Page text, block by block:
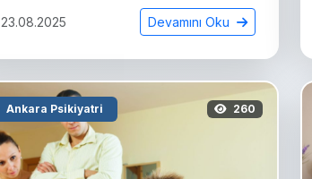
23.08.2025 Devamını Oku
Ankara Psikiyatri 260